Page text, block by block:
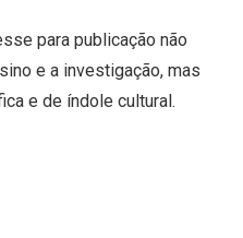
para publicação não
e a investigação, mas
e de índole cultural.